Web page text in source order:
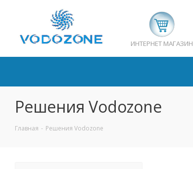
ИНТЕРНЕТ МАГАЗИН
Решения Vodozone
Главная - Решения Vodozone